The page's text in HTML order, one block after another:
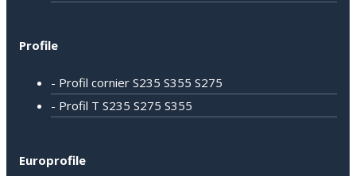
Profile
- Profil cornier S235 S355 S275
- Profil T S235 S275 S355
Europrofile